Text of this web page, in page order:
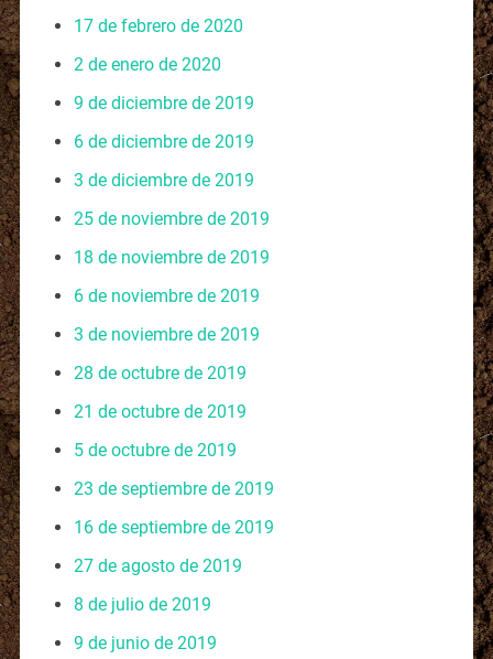
17 de febrero de 2020
2 de enero de 2020
9 de diciembre de 2019
6 de diciembre de 2019
3 de diciembre de 2019
25 de noviembre de 2019
18 de noviembre de 2019
6 de noviembre de 2019
3 de noviembre de 2019
28 de octubre de 2019
21 de octubre de 2019
5 de octubre de 2019
23 de septiembre de 2019
16 de septiembre de 2019
27 de agosto de 2019
8 de julio de 2019
9 de junio de 2019